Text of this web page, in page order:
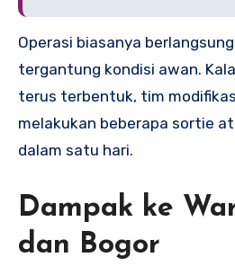
Operasi biasanya
tergantung kondisi awan.
terus terbentuk, tim
melakukan beberapa sortie
dalam satu hari.
Dampak ke
dan Bogor